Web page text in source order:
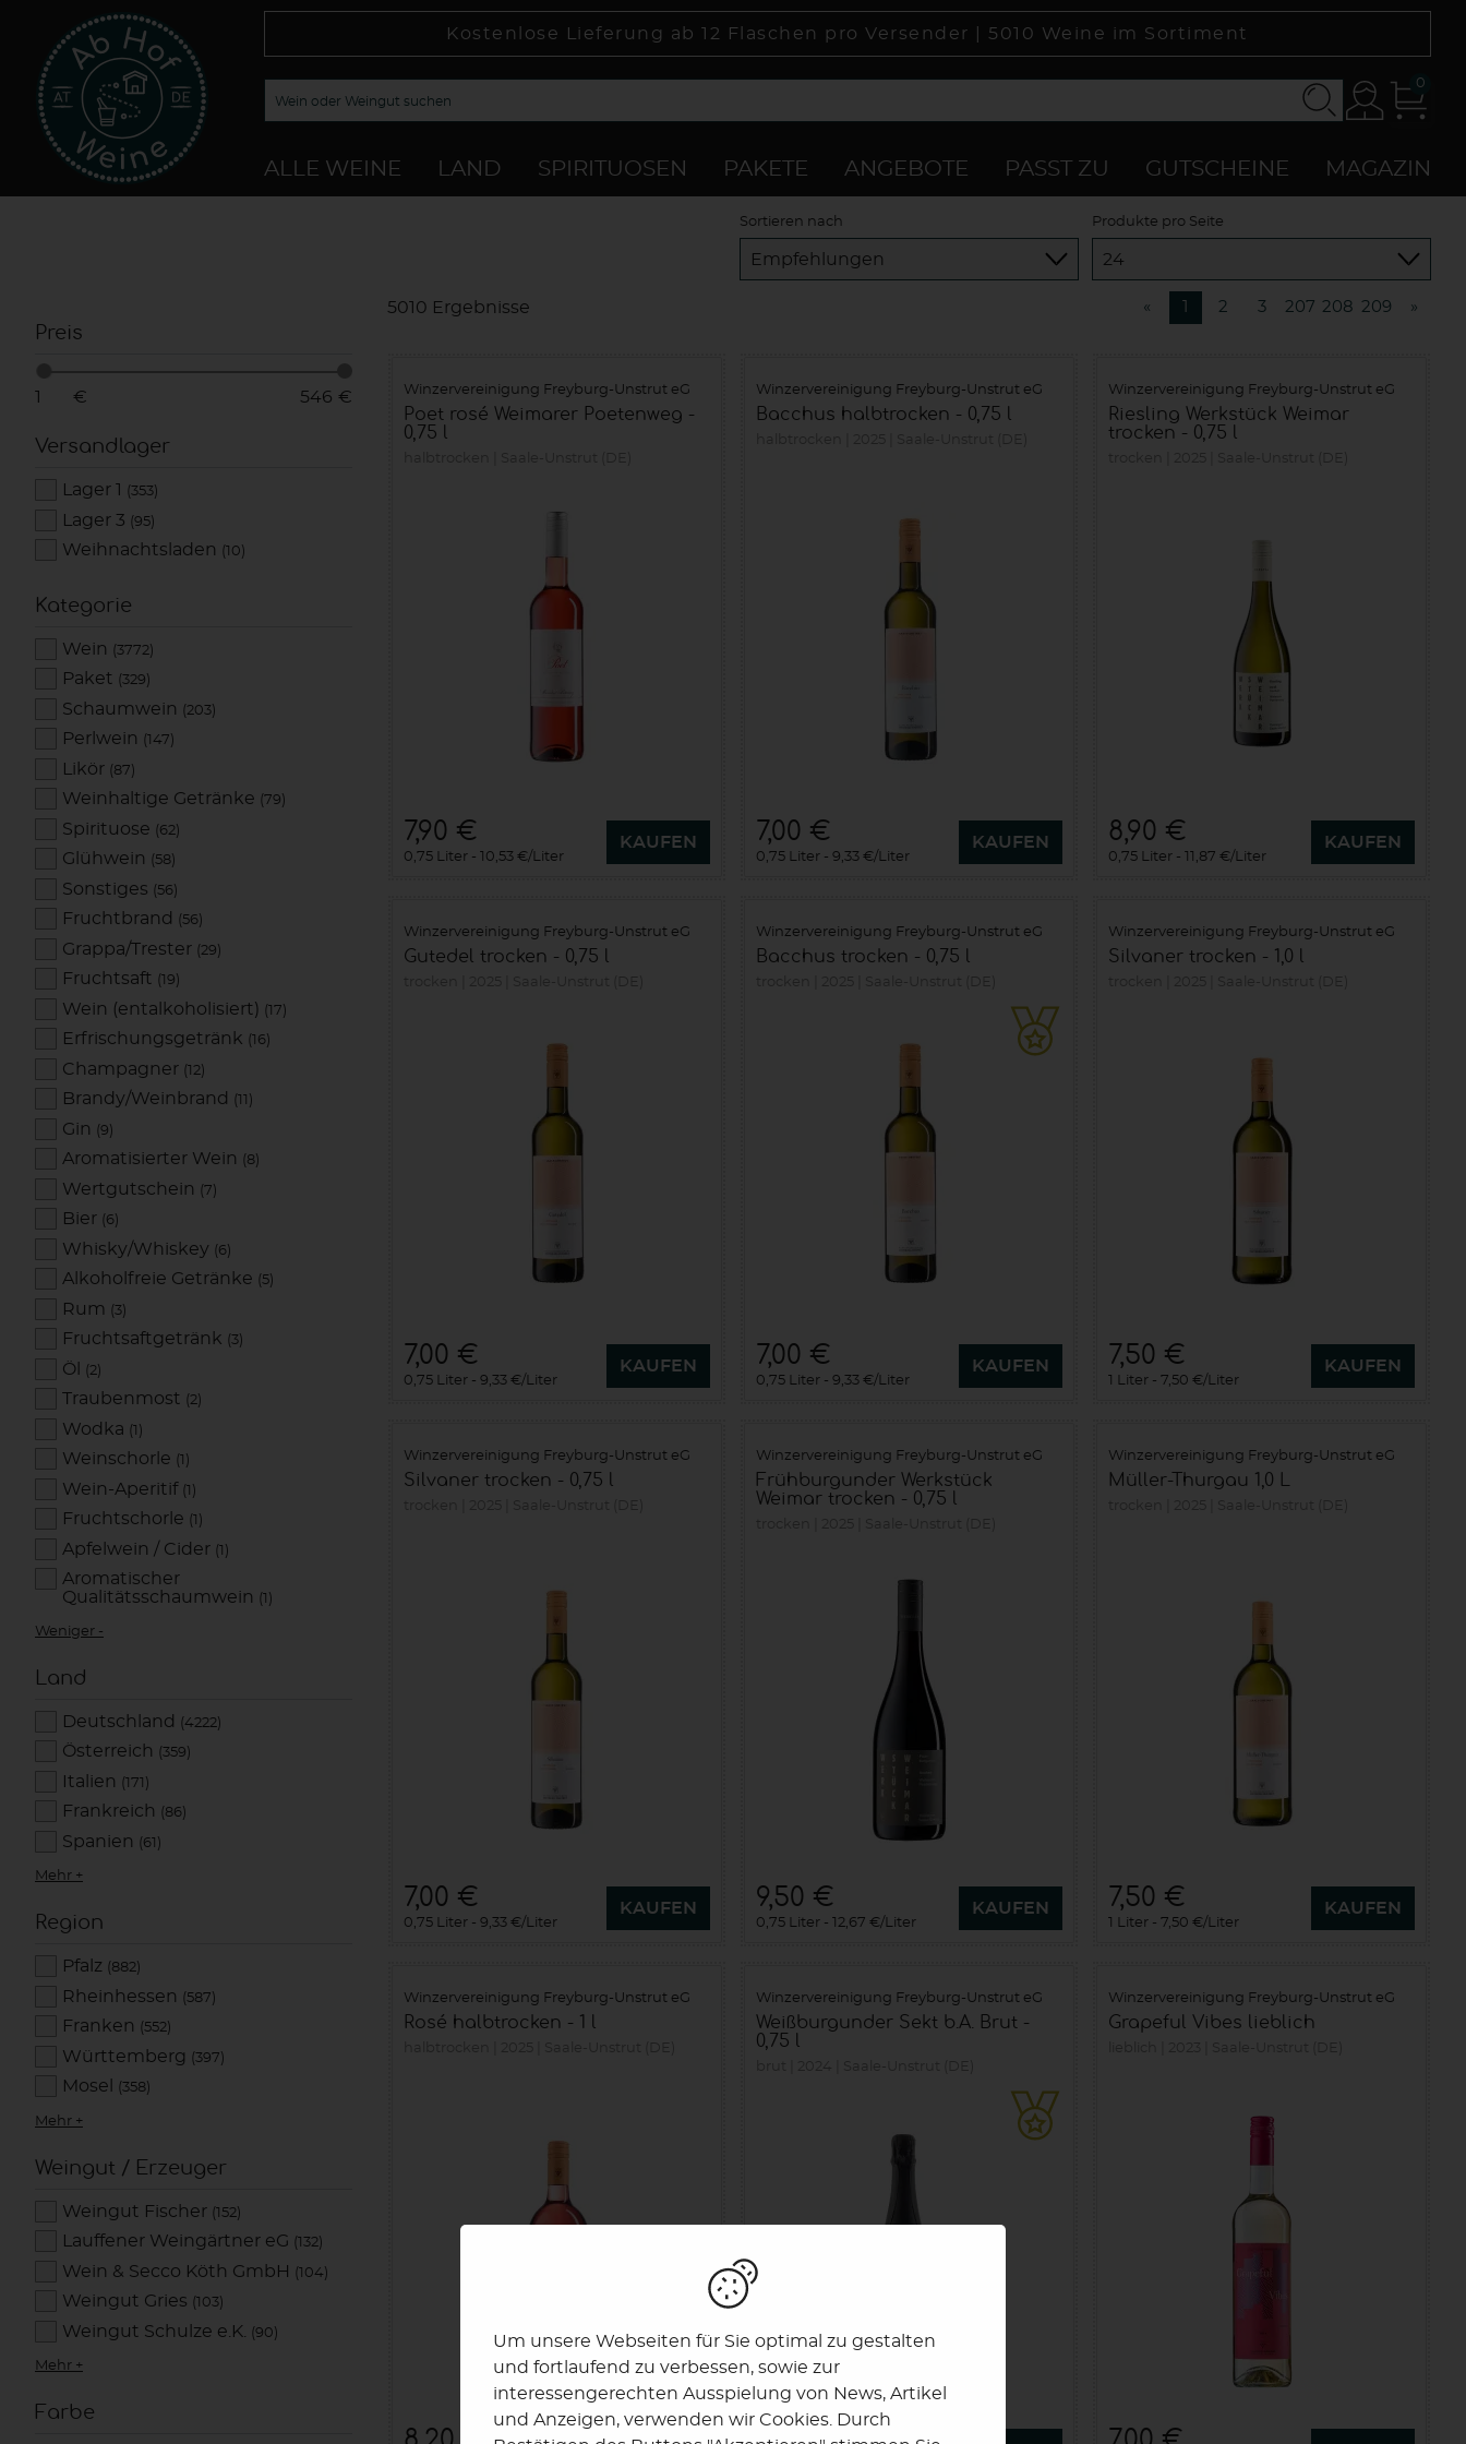
Kostenlose Lieferung ab 12 Flaschen pro Versender | 5010 Weine im Sortiment
Konto
0
ALLE WEINE LAND SPIRITUOSEN PAKETE ANGEBOTE PASST ZU GUTSCHEINE MAGAZIN
Sortieren nach Produkte pro Seite
5010 Ergebnisse « 2 3 207 208 209 »
Preis
€ €
Versandlager
Lager 1 (353)
Lager 3 (95)
Weihnachtsladen (10)
Kategorie
Wein (3772)
Paket (329)
Schaumwein (203)
Perlwein (147)
Likör (87)
Weinhaltige Getränke (79)
Spirituose (62)
Glühwein (58)
Sonstiges (56)
Fruchtbrand (56)
Grappa/Trester (29)
Fruchtsaft (19)
Wein (entalkoholisiert) (17)
Erfrischungsgetränk (16)
Champagner (12)
Brandy/Weinbrand (11)
Gin (9)
Aromatisierter Wein (8)
Wertgutschein (7)
Bier (6)
Whisky/Whiskey (6)
Alkoholfreie Getränke (5)
Rum (3)
Fruchtsaftgetränk (3)
Öl (2)
Traubenmost (2)
Wodka (1)
Weinschorle (1)
Wein-Aperitif (1)
Fruchtschorle (1)
Apfelwein / Cider (1)
Aromatischer
Qualitätsschaumwein (1)
Weniger -
Land
Deutschland (4222)
Österreich (359)
Italien (171)
Frankreich (86)
Spanien (61)
Mehr +
Region
Pfalz (882)
Rheinhessen (587)
Franken (552)
Württemberg (397)
Mosel (358)
Mehr +
Weingut / Erzeuger
Weingut Fischer (152)
Lauffener Weingärtner eG (132)
Wein & Secco Köth GmbH (104)
Weingut Gries (103)
Weingut Schulze e.K. (90)
Mehr +
Farbe
Winzervereinigung Freyburg-Unstrut eG
Poet rosé Weimarer Poetenweg -
0,75 l
7,90 €
0,75 Liter 10,53 €/Liter
KAUFEN
Winzervereinigung Freyburg-Unstrut eG
Bacchus halbtrocken - 0,75 l
7,00 €
0,75 Liter 9,33 €/Liter
KAUFEN
Winzervereinigung Freyburg-Unstrut eG
Riesling Werkstück Weimar
trocken - 0,75 l
8,90 €
0,75 Liter 11,87 €/Liter
KAUFEN
Winzervereinigung Freyburg-Unstrut eG
Gutedel trocken - 0,75 l
7,00 €
0,75 Liter 9,33 €/Liter
KAUFEN
Winzervereinigung Freyburg-Unstrut eG
Bacchus trocken - 0,75 l
7,00 €
0,75 Liter 9,33 €/Liter
KAUFEN
Winzervereinigung Freyburg-Unstrut eG
Silvaner trocken - 1,0 l
7,50 €
1 Liter 7,50 €/Liter
KAUFEN
Winzervereinigung Freyburg-Unstrut eG
Silvaner trocken - 0,75 l
7,00 €
0,75 Liter 9,33 €/Liter
KAUFEN
Winzervereinigung Freyburg-Unstrut eG
Frühburgunder Werkstück
Weimar trocken - 0,75 l
9,50 €
0,75 Liter 12,67 €/Liter
KAUFEN
Winzervereinigung Freyburg-Unstrut eG
Müller-Thurgau 1,0 L
7,50 €
1 Liter 7,50 €/Liter
KAUFEN
Winzervereinigung Freyburg-Unstrut eG
Rosé halbtrocken - 1 l
Winzervereinigung Freyburg-Unstrut eG
Weißburgunder Sekt b.A. Brut -
0,75 l
Winzervereinigung Freyburg-Unstrut eG
Grapeful Vibes lieblich
Um unsere Webseiten für Sie optimal zu gestalten
und fortlaufend zu verbessen, sowie zur
interessengerechten Ausspielung von News, Artikel
und Anzeigen, verwenden wir Cookies. Durch